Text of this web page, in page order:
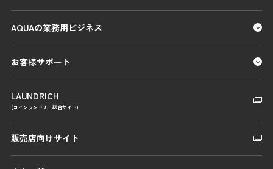
AQUAの業務用ビジネス
お客様サポート
LAUNDRICH
(コインランドリー総合サイト)
販売店向けサイト